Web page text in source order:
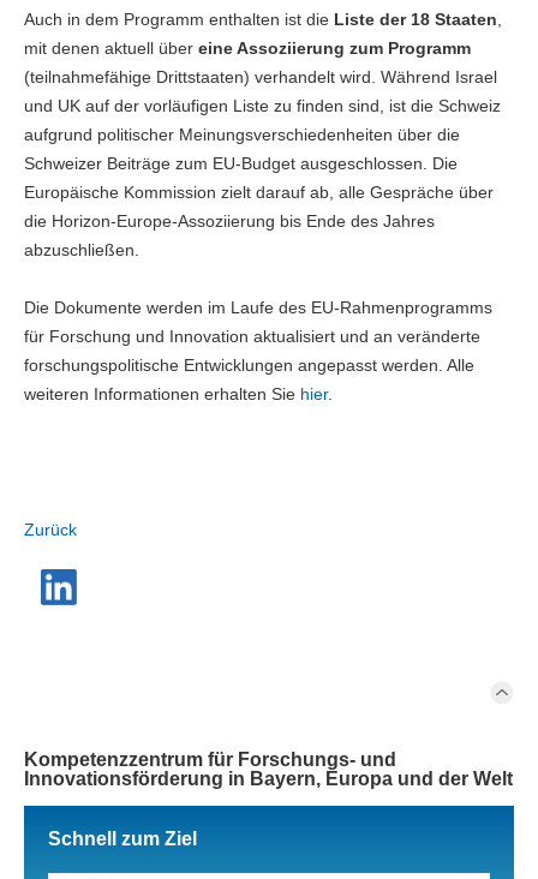
Auch in dem Programm enthalten ist die Liste der 18 Staaten
mit denen aktuell über eine Assoziierung zum Programm
(teilnahmefähige Drittstaaten) verhandelt wird. Während Israel
und UK auf der vorläufigen Liste zu finden sind, ist die Schweiz
aufgrund politischer Meinungsverschiedenheiten über die
Schweizer Beiträge zum EU-Budget ausgeschlossen. Die
Europäische Kommission zielt darauf ab, alle Gespräche über
die Horizon-Europe-Assoziierung bis Ende des Jahres
abzuschließen.
Die Dokumente werden im Laufe des EU-Rahmenprogramms
für Forschung und Innovation aktualisiert und an veränderte
forschungspolitische Entwicklungen angepasst werden. Alle
weiteren Informationen erhalten Sie hier.
Zurück
Kompetenzzentrum für Forschungs- und
Innovationsförderung in Bayern, Europa und der Welt
Schnell zum Ziel